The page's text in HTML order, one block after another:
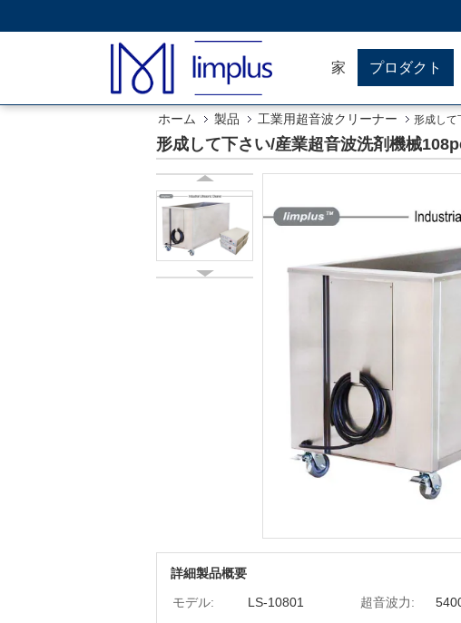
家 プロダクト
ホーム 製品 工業用超音波クリーナー 形成して
形成して下さい/産業超音波洗剤機械
詳細製品概要
モデル:
LS-10801 超音波力: